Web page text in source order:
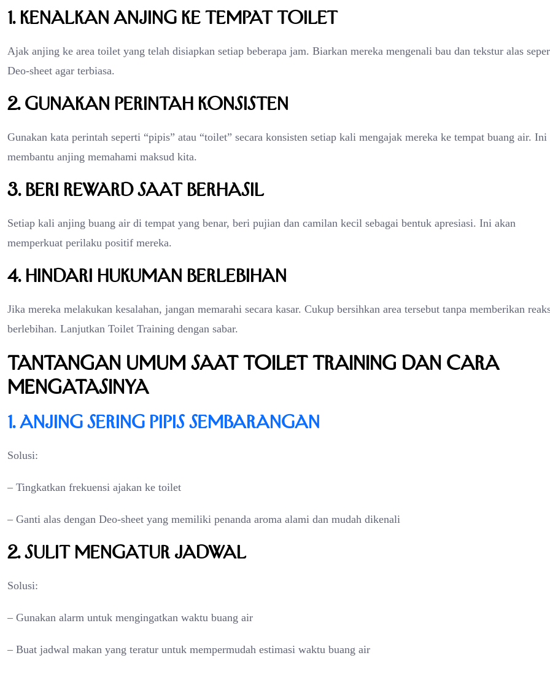
1. Kenalkan Anjing ke Tempat Toilet
Ajak anjing ke area toilet yang telah disiapkan setiap beberapa jam. Biarkan mereka mengenali bau dan tekstur alas
Deo-sheet agar terbiasa.
2. Gunakan Perintah Konsisten
Gunakan kata perintah seperti “pipis” atau “toilet” secara konsisten setiap kali mengajak mereka ke tempat buang air. Ini
membantu anjing memahami maksud kita.
3. Beri Reward Saat Berhasil
Setiap kali anjing buang air di tempat yang benar, beri pujian dan camilan kecil sebagai bentuk apresiasi. Ini akan
memperkuat perilaku positif mereka.
4. Hindari Hukuman Berlebihan
Jika mereka melakukan kesalahan, jangan memarahi secara kasar. Cukup bersihkan area tersebut tanpa memberikan
berlebihan. Lanjutkan Toilet Training dengan sabar.
Tantangan Umum Saat Toilet Training dan Cara
Mengatasinya
1. Anjing Sering Pipis Sembarangan
Solusi:
– Tingkatkan frekuensi ajakan ke toilet
– Ganti alas dengan Deo-sheet yang memiliki penanda aroma alami dan mudah dikenali
2. Sulit Mengatur Jadwal
Solusi:
– Gunakan alarm untuk mengingatkan waktu buang air
– Buat jadwal makan yang teratur untuk mempermudah estimasi waktu buang air